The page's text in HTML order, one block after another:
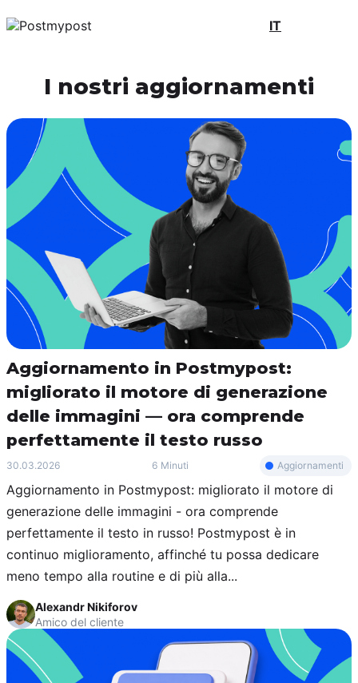
IT
I nostri aggiornamenti
Aggiornamento in Postmypost:
migliorato il motore di generazione
delle immagini — ora comprende
perfettamente il testo russo
30.03.2026 6 Minuti Aggiornamenti
Aggiornamento in Postmypost: migliorato il motore di
generazione delle immagini - ora comprende
perfettamente il testo in russo! Postmypost è in
continuo miglioramento, affinché tu possa dedicare
meno tempo alla routine e di più alla...
Alexandr Nikiforov
Amico del cliente